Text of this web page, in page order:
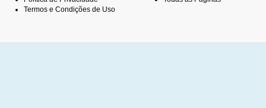
Termos e Condições de Uso